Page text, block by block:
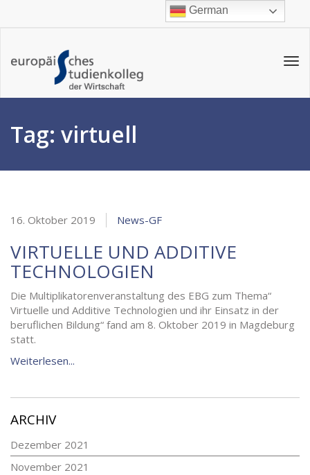
Tag: virtuell
16. Oktober 2019 News-GF
VIRTUELLE UND ADDITIVE
TECHNOLOGIEN
Die Multiplikatorenveranstaltung des EBG zum Thema“
Virtuelle und Additive Technologien und ihr Einsatz in der
beruflichen Bildung“ fand am 8. Oktober 2019 in Magdeburg
statt.
Weiterlesen...
ARCHIV
Dezember 2021
November 2021
German